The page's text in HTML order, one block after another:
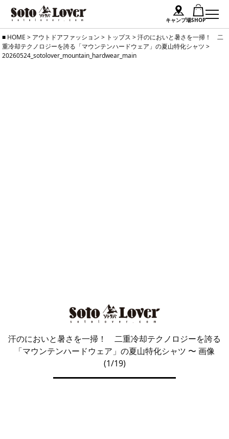
キャンプ場SHOP
Skip
to
HOME > アウトドアファッション > トップス >汗のにおいと暑さを一掃！ 二
重冷却テクノロジーを誇る「マウンテンハードウェア」の夏山特化シャツ >
20260524_sotolover_mountain_hardwear_main
汗のにおいと暑さを一掃！ 二重冷却テクノロジーを誇る
「マウンテンハードウェア」の夏山特化シャツ 〜 画像
(1/19)